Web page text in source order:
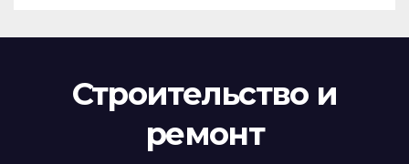
Строительство и
ремонт